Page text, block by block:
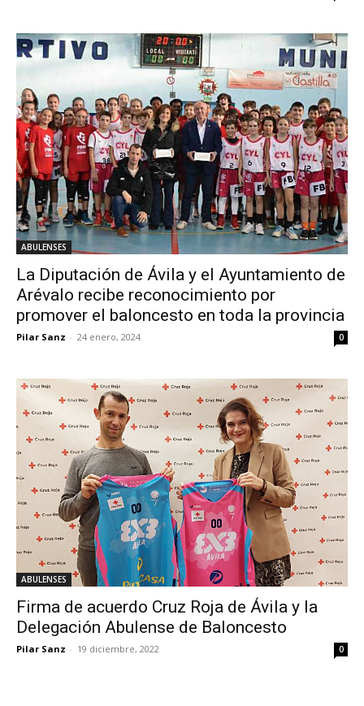
ABULENSES
La Diputación de Ávila y el Ayuntamiento de
Arévalo recibe reconocimiento por
promover el baloncesto en toda la provincia
Pilar Sanz - 24 enero, 2024 0
ABULENSES
Firma de acuerdo Cruz Roja de Ávila y la
Delegación Abulense de Baloncesto
Pilar Sanz - 19 diciembre, 2022 0